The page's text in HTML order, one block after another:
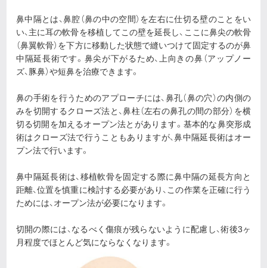
鼻中隔とは、鼻腔（鼻の中の空間）を左右に仕切る壁のことをい
い、主に耳の軟骨を移植してこの壁を延長し、ここに鼻尖の軟骨
（鼻翼軟骨）を下方に移動した状態で縫いつけて固定するのが鼻
中隔延長術です。鼻尖が下がるため、上向きの鼻（アップノー
ズ、豚鼻）や短鼻を治療できます。
鼻の手術を行うためのアプローチには、鼻孔（鼻の穴）の内側の
みを切開するクローズ法と、鼻柱（左右の鼻孔の間の部分）を横
切る切開を加えるオープン法とがあります。基本的な鼻突形成
術はクローズ法で行うこともありますが、鼻中隔延長術はオー
プン法で行います。
鼻中隔延長術は、移植軟骨を固定する際に鼻中隔の延長方向と
距離、位置を慎重に検討する必要があり、この作業を正確に行う
ためには、オープン法が必要になります。
切開の際には、なるべく傷痕が残らないように配慮し、術後3ヶ
月程度でほとんど気にならなくなります。